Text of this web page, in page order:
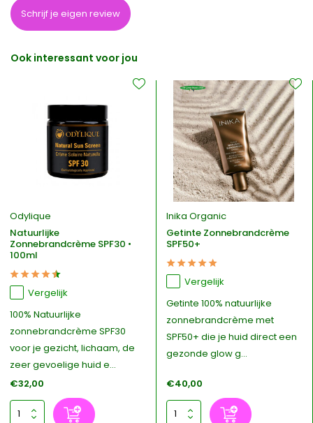
Schrijf je eigen review
Ook interessant voor jou
Odylique
Natuurlijke
Zonnebrandcrème SPF30 •
100ml
Vergelijk
100% Natuurlijke
zonnebrandcrème SPF30
voor je gezicht, lichaam, de
zeer gevoelige huid e...
€32,00
Inika Organic
Getinte Zonnebrandcrème
SPF50+
Vergelijk
Getinte 100% natuurlijke
zonnebrandcrème met
SPF50+ die je huid direct een
gezonde glow g...
€40,00